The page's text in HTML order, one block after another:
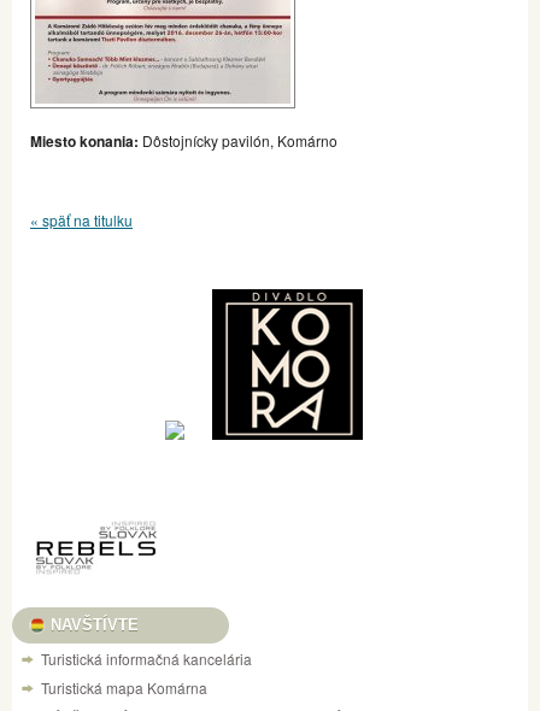
Miesto konania: Dôstojnícky pavilón, Komárno
« späť na titulku
NAVŠTÍVTE
Turistická informačná kancelária
Turistická mapa Komárna